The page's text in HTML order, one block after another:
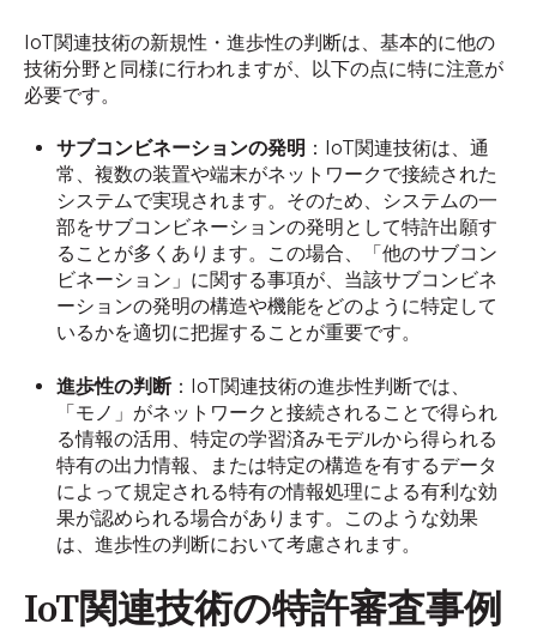
IoT関連技術の新規性・進歩性の判断は、基本的に他の
技術分野と同様に行われますが、以下の点に特に注意が
必要です。
サブコンビネーションの発明 ：IoT関連技術は、通
常、複数の装置や端末がネットワークで接続された
システムで実現されます。そのため、システムの一
部をサブコンビネーションの発明として特許出願す
ることが多くあります。この場合、「他のサブコン
ビネーション」に関する事項が、当該サブコンビネ
ーションの発明の構造や機能をどのように特定して
いるかを適切に把握することが重要です。
進歩性の判断：IoT関連技術の進歩性判断では、
「モノ」がネットワークと接続されることで得られ
る情報の活用、特定の学習済みモデルから得られる
特有の出力情報、または特定の構造を有するデータ
によって規定される特有の情報処理による有利な効
果が認められる場合があります。このような効果
は、進歩性の判断において考慮されます。
IoT関連技術の特許審査事例